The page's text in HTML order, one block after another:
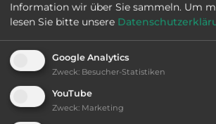
Ausstattung:
Information wir über Sie sammeln. Um
lesen Sie bitte unsere
Google Analytics
Zweck: Besucher-Statistiken
YouTube
Zweck: Marketing